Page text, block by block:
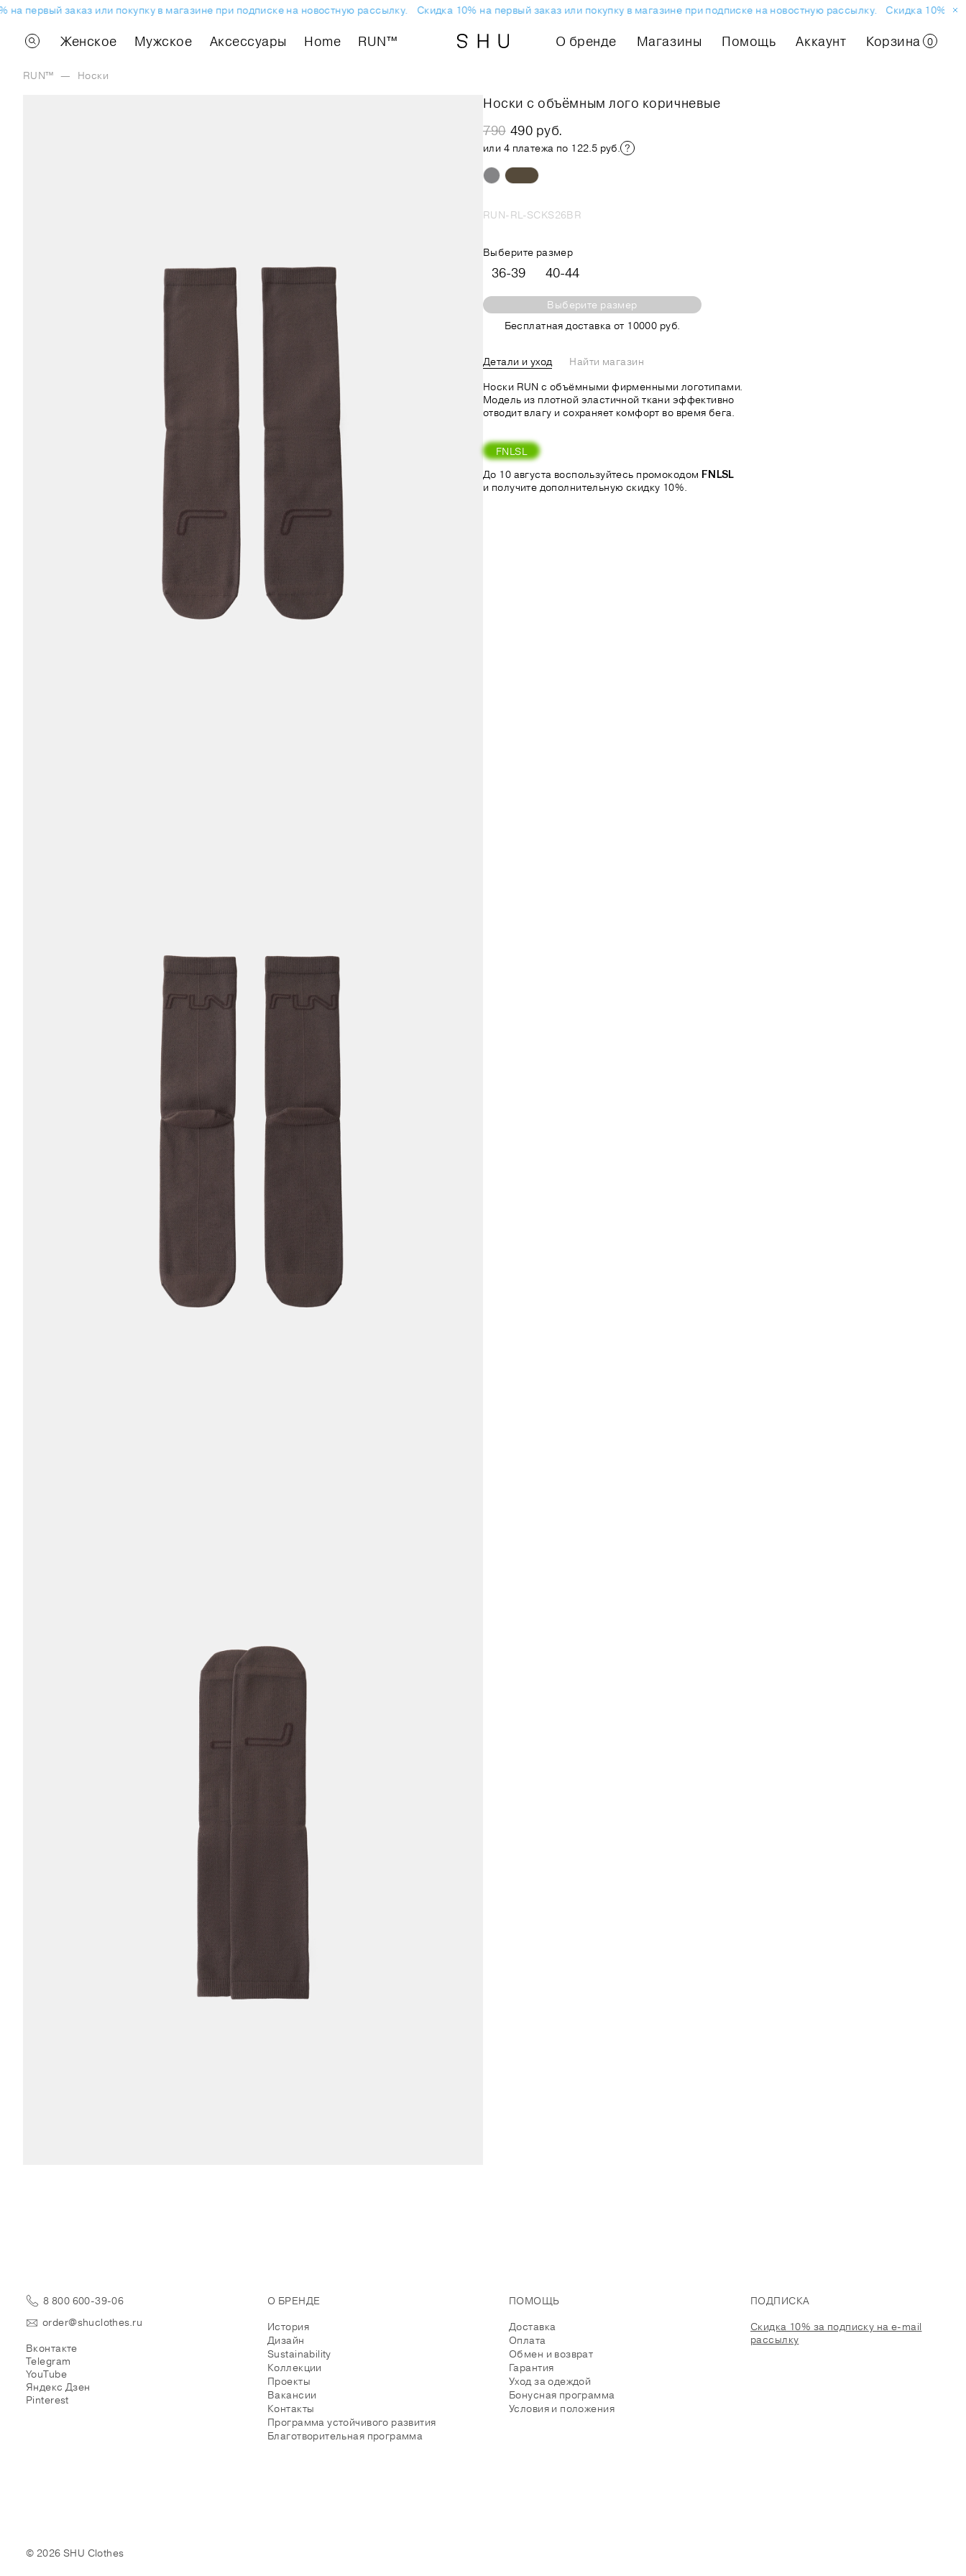
на первый заказ или покупку в магазине при подписке на новостную рассылку. Скидка 10% на первый заказ или покупку в магазине при подписке на новостную рассылку. Скидка 10% на
Женское Мужское Аксессуары Home RUN™ О бренде Магазины Помощь Аккаунт Корзина 0
RUN™ — Носки
Носки с объёмным лого коричневые
790 490 руб.
или 4 платежа по 122.5 руб.
RUN-RL-SCKS26BR
Выберите размер
36-39 40-44
Выберите размер
Бесплатная доставка от 10000 руб.
Детали и уход
Найти магазин
Носки RUN с объёмными фирменными логотипами.
Модель из плотной эластичной ткани эффективно
отводит влагу и сохраняет комфорт во время бега.
FNLSL
До 10 августа воспользуйтесь промокодом FNLSL
и получите дополнительную скидку 10%.
8 800 600-39-06
order@shuclothes.ru
Вконтакте
Telegram
YouTube
Яндекс Дзен
Pinterest
О БРЕНДЕ
История
Дизайн
Sustainability
Коллекции
Проекты
Вакансии
Контакты
Программа устойчивого развития
Благотворительная программа
ПОМОЩЬ
Доставка
Оплата
Обмен и возврат
Гарантия
Уход за одеждой
Бонусная программа
Условия и положения
ПОДПИСКА
Скидка 10% за подписку на e-mail
рассылку
© 2026 SHU Clothes